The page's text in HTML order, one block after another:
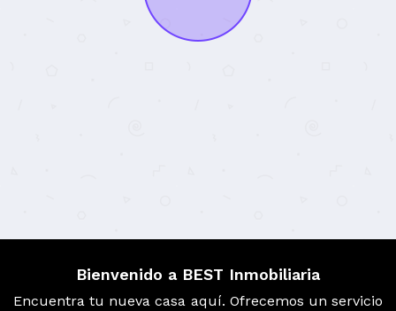
Bienvenido a BEST Inmobiliaria
Encuentra tu nueva casa aquí. Ofrecemos un servicio